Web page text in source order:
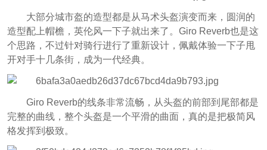
大部分城市盔的造型都是从马术头盔演变而来，圆润的
造型配上帽檐，英伦风一下子就出来了。Giro Reverb也是这
个思路，不过针对骑行进行了重新设计，佩戴体验一下子甩
开对手十几条街，成为一代经典。
Giro Reverb的线条非常流畅，从头盔的前部到尾部都是
完整的曲线，整个头盔是一个平滑的曲面，真的是把极简风
格发挥到极致。